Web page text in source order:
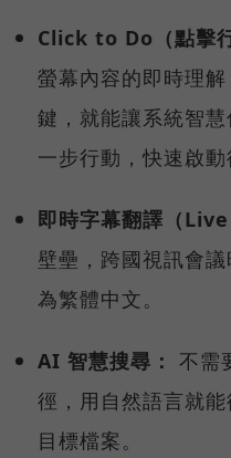
Click to Do（點擊
螢幕內容的即時理
鍵，就能讓系統智
一步行動，快速啟動
即時字幕翻譯（
壁壘，跨國視訊會
為繁體中文。
AI 智慧搜尋： 不需
徑，用自然語言就
目標檔案。